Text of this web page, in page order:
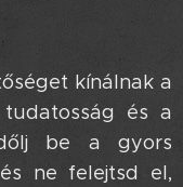
kínálnak a
és a
be a gyors
ne felejtsd el,